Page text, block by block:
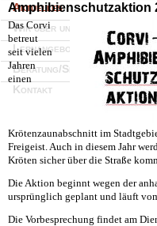
Aktuelles
Wir über uns
Lernangebote
Beratung/Service
Kontakt
Amphibienschutzaktion
Das Corvi
betreut
seit vielen
Jahren
einen
Krötenzaunabschnitt im
Freigeist. Auch in diesem Jahr
Kröten sicher über die Straße
Die Aktion beginnt wegen der
ursprünglich geplant und läuft
Die Vorbesprechung findet am